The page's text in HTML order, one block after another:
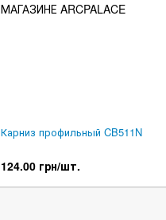
Карниз профильный CB511N
124.00 грн/шт.